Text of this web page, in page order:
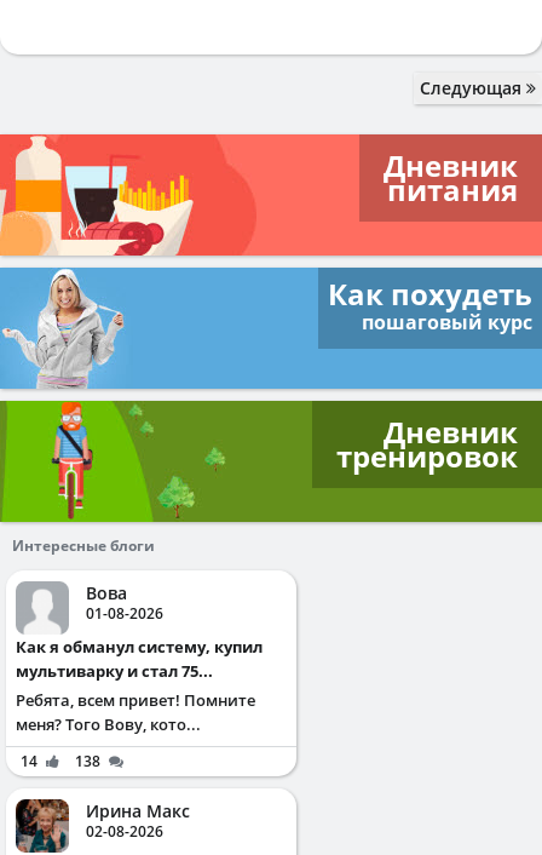
Следующая
Дневник
питания
Как похудеть
пошаговый курс
Дневник
тренировок
Интересные блоги
Вова
01-08-2026
Как я обманул систему, купил
мультиварку и стал 75...
Ребята, всем привет! Помните
меня? Того Вову, кото...
14 138
Ирина Макс
02-08-2026